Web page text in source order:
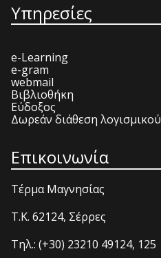
Υπηρεσίες
e-Learning
e-gram
webmail
Βιβλιοθήκη
Εύδοξος
Δωρεάν διάθεση λογισμικού
Επικοινωνία
Τέρμα Μαγνησίας
T.K. 62124, Σέρρες
Τηλ.: (+30) 23210 49124, 125